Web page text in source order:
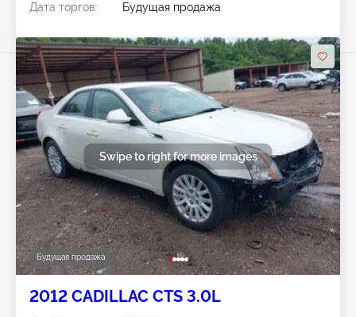
Дата торгов:
Будущая продажа
Будущая продажа
Swipe to right for more images
2012 CADILLAC CTS 3.0L